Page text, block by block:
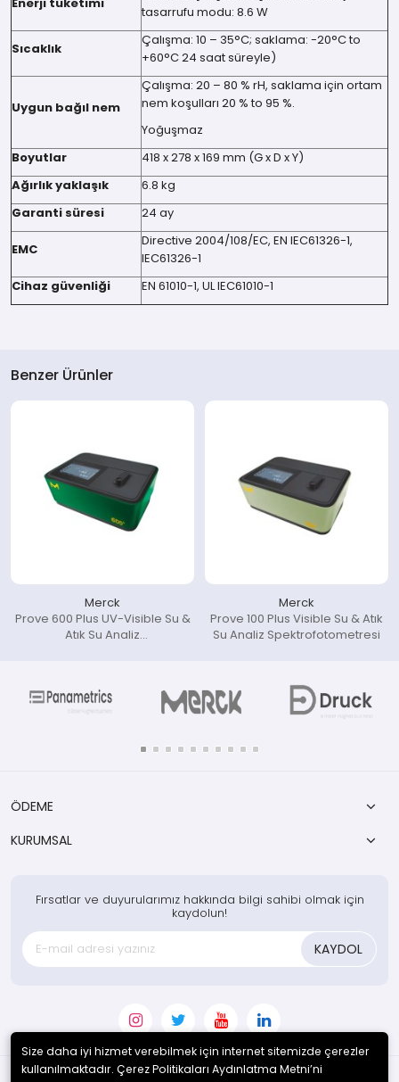
Enerji tüketimi
tasarrufu modu: 8.6 W
Sıcaklık
Çalışma: 10 – 35°C; saklama: -20°C to
+60°C 24 saat süreyle)
Uygun bağıl nem
Çalışma: 20 – 80 % rH, saklama için ortam
nem koşulları 20 % to 95 %.
Yoğuşmaz
Boyutlar 418 x 278 x 169 mm (G x D x Y)
Ağırlık yaklaşık 6.8 kg
Garanti süresi 24 ay
EMC
Directive 2004/108/EC, EN IEC61326-1,
IEC61326-1
Cihaz güvenliği EN 61010-1, UL IEC61010-1
Benzer Ürünler
Merck
Prove 600 Plus UV-Visible Su &
Atık Su Analiz
Merck
Prove 100 Plus Visible Su & Atık
Su Analiz Spektrofotometresi
ÖDEME
KURUMSAL
Fırsatlar ve duyurularımız hakkında bilgi sahibi olmak için
kaydolun!
KAYDOL
Size daha iyi hizmet verebilmek için internet sitemizde çerezler
kullanılmaktadır. Çerez Politikaları Aydınlatma Metni’ni